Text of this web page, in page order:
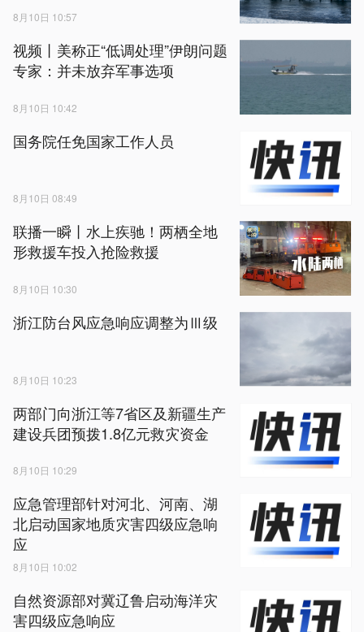
8月10日 10:57
视频丨美称正“低调处理”伊朗问题
专家：并未放弃军事选项
8月10日 10:42
国务院任免国家工作人员
8月10日 08:49
联播一瞬丨水上疾驰！两栖全地
形救援车投入抢险救援
8月10日 10:30
浙江防台风应急响应调整为Ⅲ级
8月10日 10:23
两部门向浙江等7省区及新疆生产
建设兵团预拨1.8亿元救灾资金
8月10日 10:29
应急管理部针对河北、河南、湖
北启动国家地质灾害四级应急响
应
8月10日 10:02
自然资源部对冀辽鲁启动海洋灾
害四级应急响应